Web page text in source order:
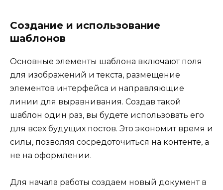
Создание и использование
шаблонов
Основные элементы шаблона включают поля
для изображений и текста, размещение
элементов интерфейса и направляющие
линии для выравнивания. Создав такой
шаблон один раз, вы будете использовать его
для всех будущих постов. Это экономит время и
силы, позволяя сосредоточиться на контенте, а
не на оформлении.
Для начала работы создаем новый документ в